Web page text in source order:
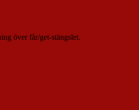
över får/get-stängslet.